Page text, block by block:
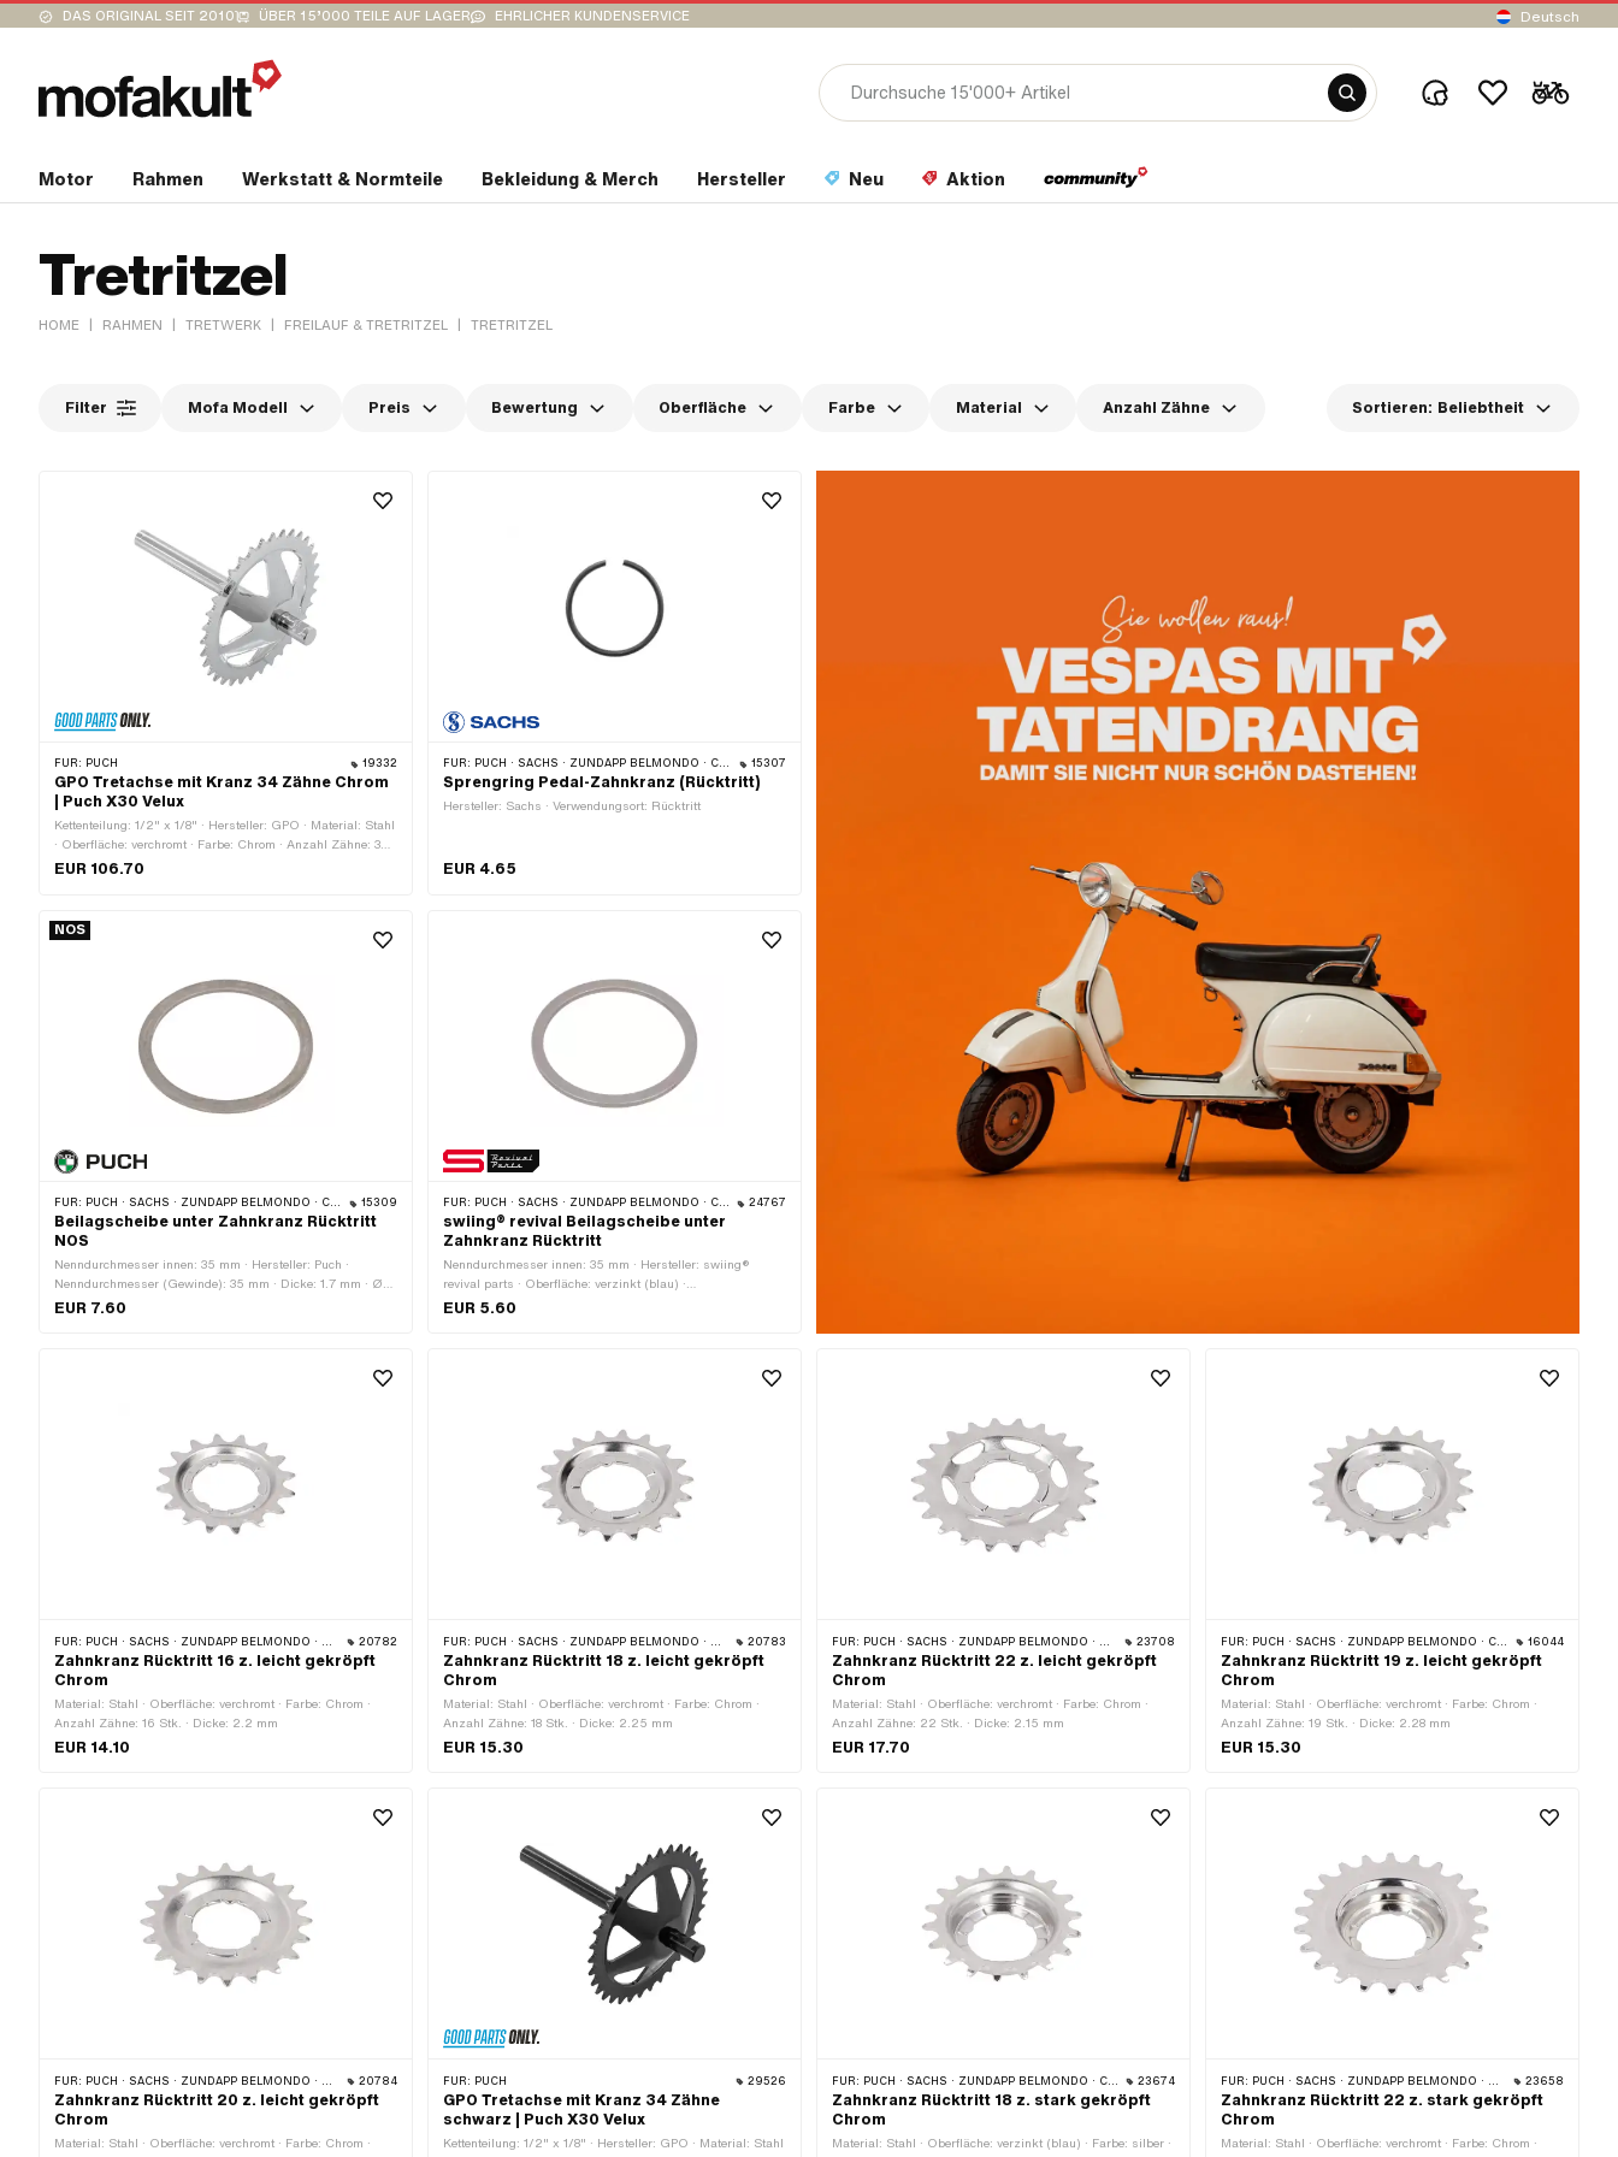
DAS ORIGINAL SEIT 2010 ÜBER 15’000 TEILE AUF LAGER EHRLICHER KUNDENSERVICE Deutsch
Motor Rahmen Werkstatt & Normteile Bekleidung & Merch Hersteller Neu Aktion
Tretritzel
HOME | RAHMEN | TRETWERK | FREILAUF & TRETRITZEL | TRETRITZEL
Filter Mofa Modell Preis Bewertung Oberfläche Farbe Material Anzahl Zähne Sortieren: Beliebtheit
FÜR: PUCH 19332
GPO Tretachse mit Kranz 34 Zähne Chrom
| Puch X30 Velux
Kettenteilung: 1/2" x 1/8" · Hersteller: GPO · Material: Stahl
· Oberfläche: verchromt · Farbe: Chrom · Anzahl Zähne: 34
Stk. · Wellenlänge ab Kranz: 30 mm · Wellenlänge ab
Kröpfung (Kranz): 15 mm
EUR 106.70
FÜR: PUCH · SACHS · ZÜNDAPP BELMONDO · CILO 15307
Sprengring Pedal-Zahnkranz (Rücktritt)
Hersteller: Sachs · Verwendungsort: Rücktritt
EUR 4.65
NOS
FÜR: PUCH · SACHS · ZÜNDAPP BELMONDO · CILO 15309
Beilagscheibe unter Zahnkranz Rücktritt
NOS
Nenndurchmesser innen: 35 mm · Hersteller: Puch ·
Nenndurchmesser (Gewinde): 35 mm · Dicke: 1.7 mm · Ø
innen: 35 mm · Ø aussen: 41 mm
EUR 7.60
FÜR: PUCH · SACHS · ZÜNDAPP BELMONDO · CILO 24767
swiing® revival Beilagscheibe unter
Zahnkranz Rücktritt
Nenndurchmesser innen: 35 mm · Hersteller: swiing®
revival parts · Oberfläche: verzinkt (blau) ·
Nenndurchmesser (Gewinde): 35 mm · Dicke: 1.75 mm · Ø
EUR 5.60
FÜR: PUCH · SACHS · ZÜNDAPP BELMONDO · CILO 20782
Zahnkranz Rücktritt 16 z. leicht gekröpft
Chrom
Material: Stahl · Oberfläche: verchromt · Farbe: Chrom ·
Anzahl Zähne: 16 Stk. · Dicke: 2.2 mm
EUR 14.10
FÜR: PUCH · SACHS · ZÜNDAPP BELMONDO · CILO 20783
Zahnkranz Rücktritt 18 z. leicht gekröpft
Chrom
Material: Stahl · Oberfläche: verchromt · Farbe: Chrom ·
Anzahl Zähne: 18 Stk. · Dicke: 2.25 mm
EUR 15.30
FÜR: PUCH · SACHS · ZÜNDAPP BELMONDO · CILO 23708
Zahnkranz Rücktritt 22 z. leicht gekröpft
Chrom
Material: Stahl · Oberfläche: verchromt · Farbe: Chrom ·
Anzahl Zähne: 22 Stk. · Dicke: 2.15 mm
EUR 17.70
FÜR: PUCH · SACHS · ZÜNDAPP BELMONDO · CILO 16044
Zahnkranz Rücktritt 19 z. leicht gekröpft
Chrom
Material: Stahl · Oberfläche: verchromt · Farbe: Chrom ·
Anzahl Zähne: 19 Stk. · Dicke: 2.28 mm
EUR 15.30
FÜR: PUCH · SACHS · ZÜNDAPP BELMONDO · CILO 20784
Zahnkranz Rücktritt 20 z. leicht gekröpft
Chrom
Material: Stahl · Oberfläche: verchromt · Farbe: Chrom ·
FÜR: PUCH 29526
GPO Tretachse mit Kranz 34 Zähne
schwarz | Puch X30 Velux
Kettenteilung: 1/2" x 1/8" · Hersteller: GPO · Material: Stahl
FÜR: PUCH · SACHS · ZÜNDAPP BELMONDO · CILO 23674
Zahnkranz Rücktritt 18 z. stark gekröpft
Chrom
Material: Stahl · Oberfläche: verzinkt (blau) · Farbe: silber ·
FÜR: PUCH · SACHS · ZÜNDAPP BELMONDO · CILO 23658
Zahnkranz Rücktritt 22 z. stark gekröpft
Chrom
Material: Stahl · Oberfläche: verchromt · Farbe: Chrom ·